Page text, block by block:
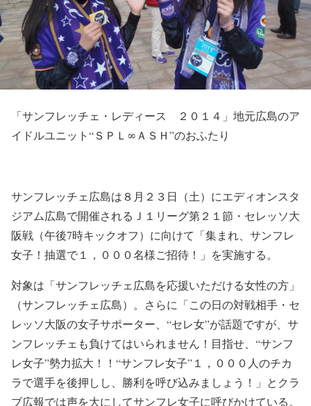
「サンフレッチェ・レディース ２０１４」地元広島のア
イドルユニット“ＳＰＬ∞ＡＳＨ”のおふたり
サンフレッチェ広島は８月２３日（土）にエディオンスタ
ジアム広島で開催されるＪ１リーグ第２１節・セレッソ大
阪戦（午後7時キックオフ）に向けて「集まれ、サンフレ
女子！抽選で１，０００名様ご招待！」を実施する。
対象は「サンフレッチェ広島を応援いただける女性の方」
（サンフレッチェ広島）。さらに「この日の対戦相手・セ
レッソ大阪の女子サポーター、“セレ女”が話題ですが、サ
ンフレッチェも負けてはいられません！目指せ、“サンフ
レ女子”勢力拡大！！“サンフレ女子”１，０００人のチカ
ラで選手を後押しし、勝利を呼び込みましょう！」とクラ
ブ広報では声を大にしてサンフレ女子に呼びかけている。